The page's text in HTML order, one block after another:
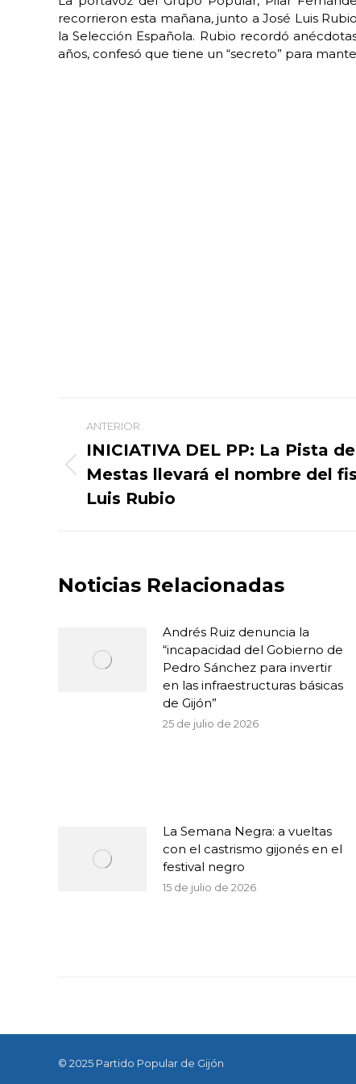
recorrieron esta mañana, junto a José Luis
la Selección Española. Rubio recordó
años, confesó que tiene un “secreto” para
Navegación
entre
publicaciones
ANTERIOR
Publicación
anterior:
INICIATIVA DEL PP: La Pista
Mestas llevará el nombre del
Luis Rubio
Noticias Relacionadas
Andrés Ruiz denuncia la
“incapacidad del Gobierno de
Pedro Sánchez para invertir
en las infraestructuras básicas
de Gijón”
25 de julio de 2026
La Semana Negra: a vueltas
con el castrismo gijonés en el
festival negro
15 de julio de 2026
© 2025 Partido Popular de Gijón